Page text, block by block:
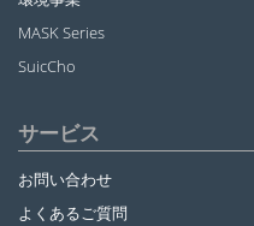
MASK Series
SuicCho
サービス
お問い合わせ
よくあるご質問